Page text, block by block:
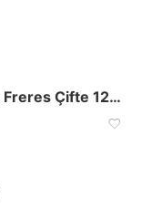
Fransız Berthon Freres Çifte 12/70